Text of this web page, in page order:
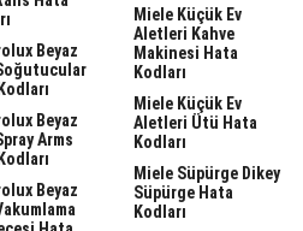
Beyaz
Beyaz
Arms
Beyaz
Miele Küçük Ev
Aletleri Kahve
Makinesi Hata
Kodları
Miele Küçük Ev
Aletleri Ütü Hata
Kodları
Miele Süpürge Dikey
Süpürge Hata
Kodları